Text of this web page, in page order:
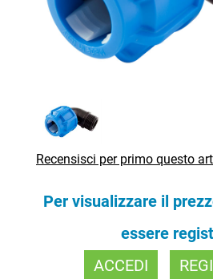
Recensisci per primo questo
Per visualizzare il
essere
ACCEDI